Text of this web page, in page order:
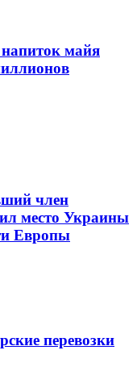
майя
член
место Украины
Европы
перевозки